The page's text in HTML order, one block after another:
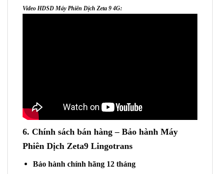
Video HDSD Máy Phiên Dịch Zeta 9 4G:
6. Chính sách bán hàng – Bảo hành Máy
Phiên Dịch Zeta9 Lingotrans
Bảo hành chính hãng 12 tháng